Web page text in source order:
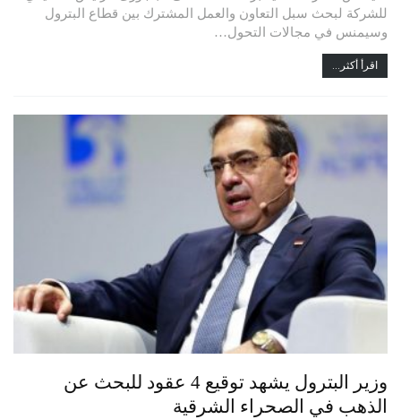
للشركة لبحث سبل التعاون والعمل المشترك بين قطاع البترول
وسيمنس في مجالات التحول…
اقرأ أكثر...
وزير البترول يشهد توقيع 4 عقود للبحث عن
الذهب في الصحراء الشرقية